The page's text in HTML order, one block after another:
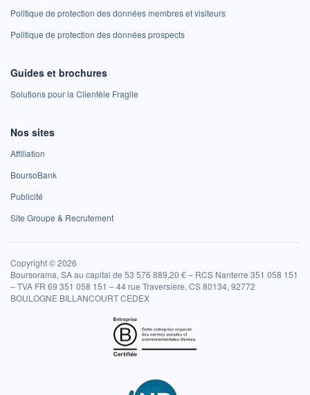
Politique de protection des données membres et visiteurs
Politique de protection des données prospects
Guides et brochures
Solutions pour la Clientèle Fragile
Nos sites
Affiliation
BoursoBank
Publicité
Site Groupe & Recrutement
Copyright © 2026
Boursorama, SA au capital de 53 576 889,20 € – RCS Nanterre 351 058 151
– TVA FR 69 351 058 151 – 44 rue Traversière, CS 80134, 92772
BOULOGNE BILLANCOURT CEDEX